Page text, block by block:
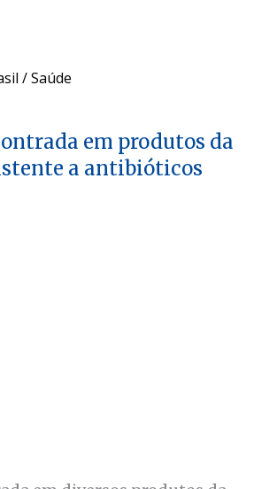
/Saúde
em produtos da
a antibióticos